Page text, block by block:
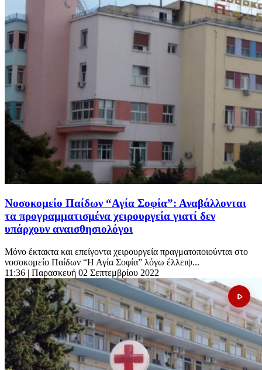
Νοσοκομείο Παίδων “Αγία Σοφία”: Αναβάλλονται
τα προγραμματισμένα χειρουργεία γιατί δεν
υπάρχουν αναισθησιολόγοι
Μόνο έκτακτα και επείγοντα χειρουργεία πραγματοποιούνται στο
νοσοκομείο Παίδων “Η Αγία Σοφία” λόγω έλλειψ...
11:36 | Παρασκευή 02 Σεπτεμβρίου 2022